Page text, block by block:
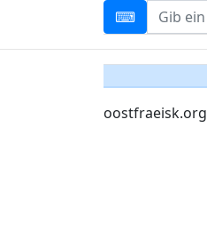
oostfraeisk.org